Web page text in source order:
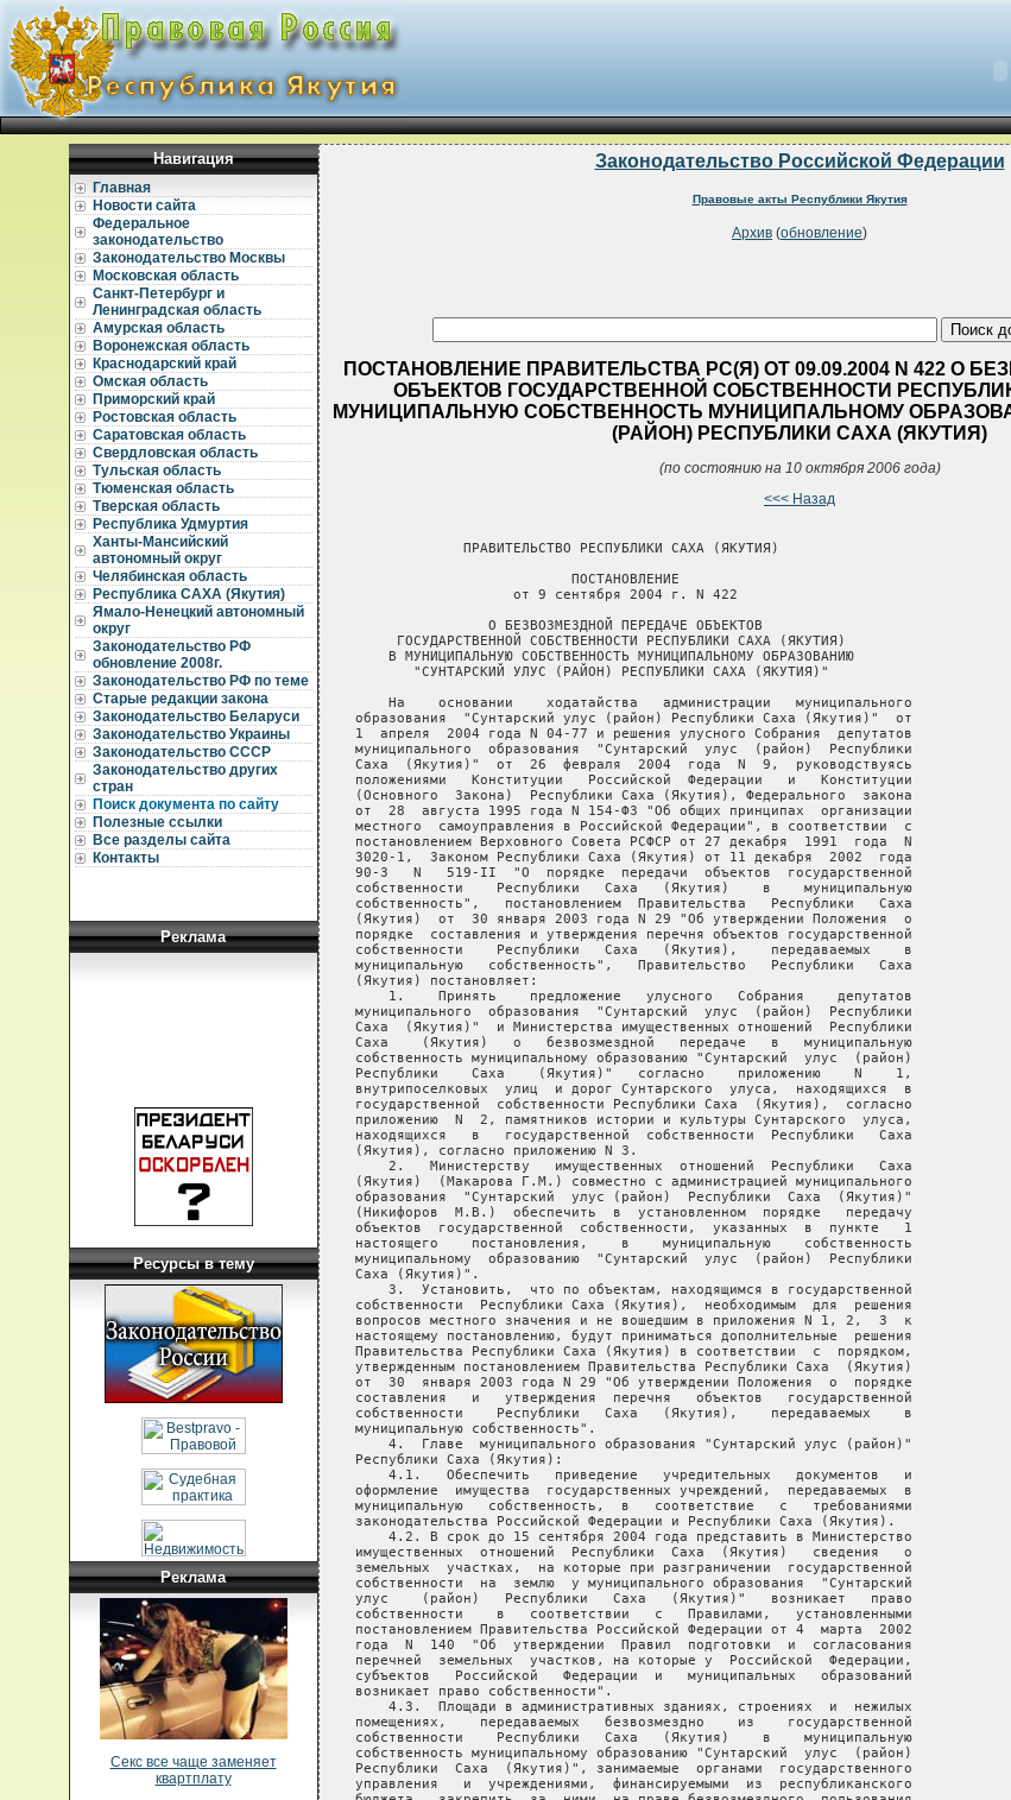
Навигация
Главная
Новости сайта
Федеральное
законодательство
Законодательство Москвы
Московская область
Санкт-Петербург и
Ленинградская область
Амурская область
Воронежская область
Краснодарский край
Омская область
Приморский край
Ростовская область
Саратовская область
Свердловская область
Тульская область
Тюменская область
Тверская область
Республика Удмуртия
Ханты-Мансийский
автономный округ
Челябинская область
Республика САХА (Якутия)
Ямало-Ненецкий автономный
округ
Законодательство РФ
обновление 2008г.
Законодательство РФ по теме
Старые редакции закона
Законодательство Беларуси
Законодательство Украины
Законодательство СССР
Законодательство других
стран
Поиск документа по сайту
Полезные ссылки
Все разделы сайта
Контакты
Реклама
Ресурсы в тему
Реклама
Секс все чаще заменяет
квартплату
Законодательство Российской Федерации
Правовые акты Республики Якутия
Архив (обновление)
ПОСТАНОВЛЕНИЕ ПРАВИТЕЛЬСТВА РС(Я) ОТ 09.09.2004 N 422 О
ОБЪЕКТОВ ГОСУДАРСТВЕННОЙ СОБСТВЕННОСТИ
МУНИЦИПАЛЬНУЮ СОБСТВЕННОСТЬ МУНИЦИПАЛЬНОМУ
(РАЙОН) РЕСПУБЛИКИ САХА (ЯКУТИЯ)
(по состоянию на 10 октября 2006 года)
<<< Назад